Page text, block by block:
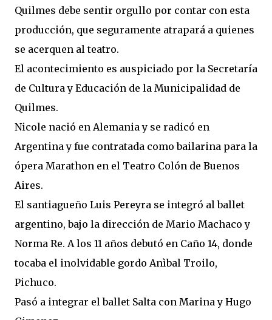
Quilmes debe sentir orgullo por contar con esta
producción, que seguramente atrapará a quienes
se acerquen al teatro.
El acontecimiento es auspiciado por la Secretaría
de Cultura y Educación de la Municipalidad de
Quilmes.
Nicole nació en Alemania y se radicó en
Argentina y fue contratada como bailarina para la
ópera Marathon en el Teatro Colón de Buenos
Aires.
El santiagueño Luis Pereyra se integró al ballet
argentino, bajo la dirección de Mario Machaco y
Norma Re. A los 11 años debutó en Caño 14, donde
tocaba el inolvidable gordo Anìbal Troilo,
Pichuco.
Pasó a integrar el ballet Salta con Marina y Hugo